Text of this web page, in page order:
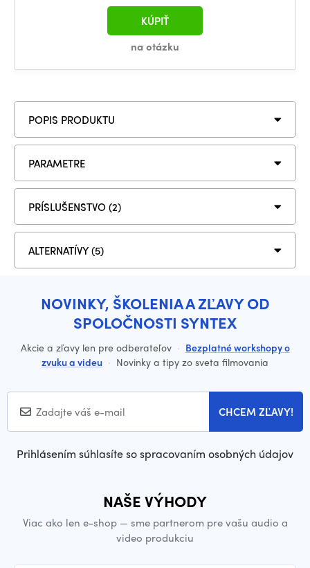
na otázku
KÚPIŤ
POPIS PRODUKTU
PARAMETRE
PRÍSLUŠENSTVO (2)
ALTERNATÍVY (5)
NOVINKY, ŠKOLENIA A ZĽAVY OD
SPOLOČNOSTI SYNTEX
Akcie a zľavy len pre odberateľov · Bezplatné workshopy o
zvuku a videu · Novinky a tipy zo sveta filmovania
CHCEM ZĽAVY!
Prihlásením súhlasíte so spracovaním osobných údajov
NAŠE VÝHODY
Viac ako len e-shop — sme partnerom pre vašu audio a
video produkciu